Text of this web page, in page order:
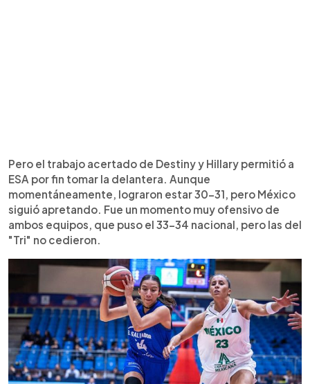
Pero el trabajo acertado de Destiny y Hillary permitió a
ESA por fin tomar la delantera. Aunque
momentáneamente, lograron estar 30-31, pero México
siguió apretando. Fue un momento muy ofensivo de
ambos equipos, que puso el 33-34 nacional, pero las del
"Tri" no cedieron.